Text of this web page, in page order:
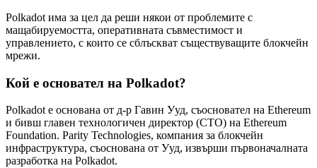
Polkadot има за цел да реши някои от проблемите с
мащабируемостта, оперативната съвместимост и
управлението, с които се сблъскват съществуващите блокчейн
мрежи.
Кой е основател на Polkadot?
Polkadot е основана от д-р Гавин Ууд, съосновател на Ethereum
и бивш главен технологичен директор (CTO) на Ethereum
Foundation. Parity Technologies, компания за блокчейн
инфраструктура, съоснована от Ууд, извърши първоначалната
разработка на Polkadot.